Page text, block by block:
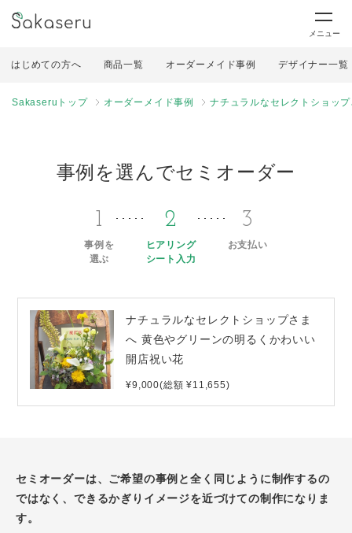
メニュー
はじめての方へ 商品一覧 オーダーメイド事例 デザイナー一覧
Sakaseruトップ オーダーメイド事例 ナチュラルなセレクトショッ
事例を選んでセミオーダー
1
事例を
選ぶ
2
ヒアリング
シート入力
3
お支払い
ナチュラルなセレクトショップさま
へ 黄色やグリーンの明るくかわいい
開店祝い花
¥9,000(総額 ¥11,655)
セミオーダーは、ご希望の事例と全く同じように制作するの
ではなく、できるかぎりイメージを近づけての制作になりま
す。